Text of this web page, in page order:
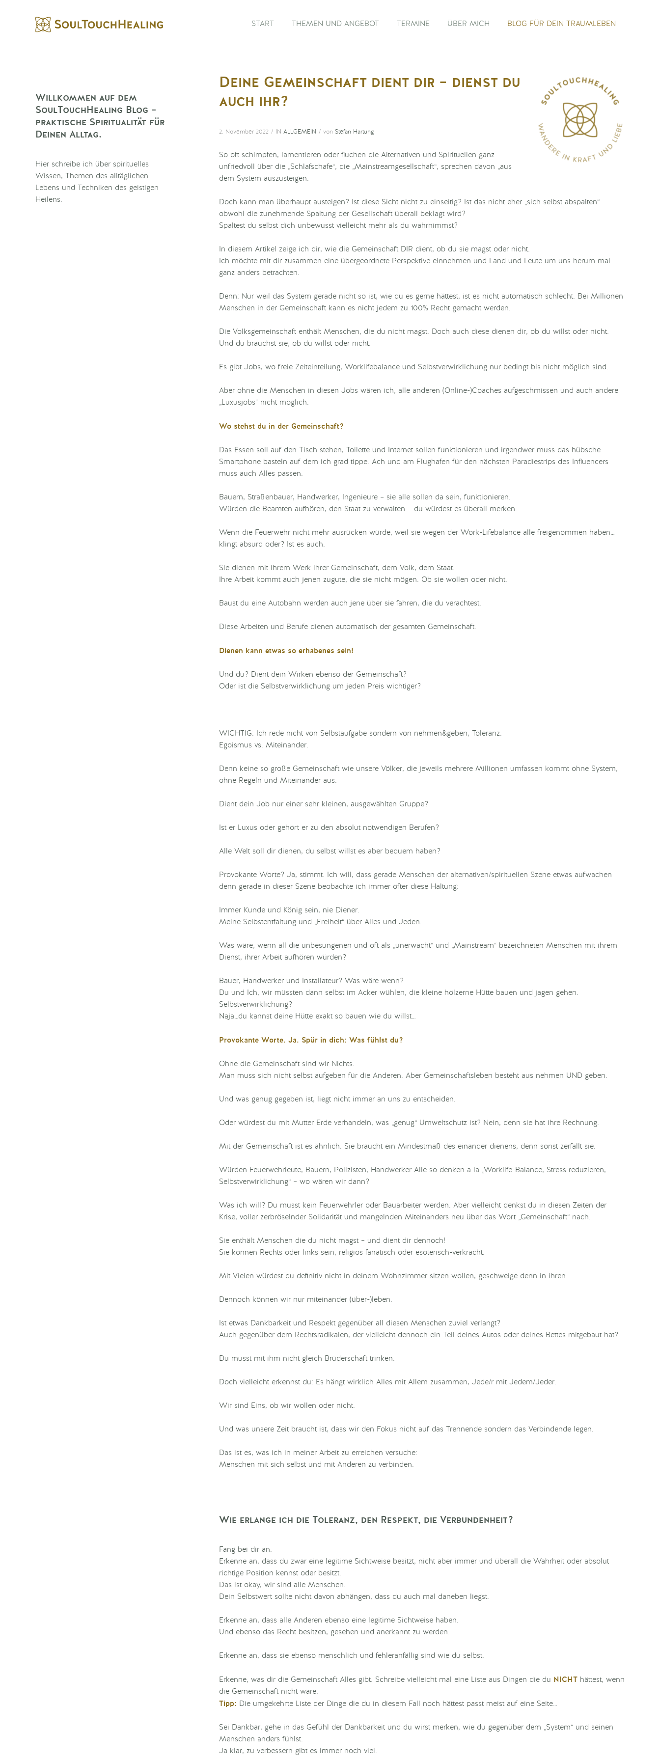
START THEMEN UND ANGEBOT TERMINE ÜBER MICH BLOG FÜR DEIN TRAUMLEBEN
Deine Gemeinschaft dient dir – dienst du
auch ihr?
2. November 2022 / IN ALLGEMEIN / von Stefan Hartung
So oft schimpfen, lamentieren oder fluchen die Alternativen und Spirituellen ganz
unfriedvoll über die „Schlafschafe“, die „Mainstreamgesellschaft“, sprechen davon „aus
dem System auszusteigen.
Doch kann man überhaupt austeigen? Ist diese Sicht nicht zu einseitig? Ist das nicht eher „sich selbst abspalten“
obwohl die zunehmende Spaltung der Gesellschaft überall beklagt wird?
Spaltest du selbst dich unbewusst vielleicht mehr als du wahrnimmst?
In diesem Artikel zeige ich dir, wie die Gemeinschaft DIR dient, ob du sie magst oder nicht.
Ich möchte mit dir zusammen eine übergeordnete Perspektive einnehmen und Land und Leute um uns herum mal
ganz anders betrachten.
Denn: Nur weil das System gerade nicht so ist, wie du es gerne hättest, ist es nicht automatisch schlecht. Bei Millionen
Menschen in der Gemeinschaft kann es nicht jedem zu 100% Recht gemacht werden.
Die Volksgemeinschaft enthält Menschen, die du nicht magst. Doch auch diese dienen dir, ob du willst oder nicht.
Und du brauchst sie, ob du willst oder nicht.
Es gibt Jobs, wo freie Zeiteinteilung, Worklifebalance und Selbstverwirklichung nur bedingt bis nicht möglich sind.
Aber ohne die Menschen in diesen Jobs wären ich, alle anderen (Online-)Coaches aufgeschmissen und auch andere
„Luxusjobs“ nicht möglich.
Wo stehst du in der Gemeinschaft?
Das Essen soll auf den Tisch stehen, Toilette und Internet sollen funktionieren und irgendwer muss das hübsche
Smartphone basteln auf dem ich grad tippe. Ach und am Flughafen für den nächsten Paradiestrips des Influencers
muss auch Alles passen.
Bauern, Straßenbauer, Handwerker, Ingenieure – sie alle sollen da sein, funktionieren.
Würden die Beamten aufhören, den Staat zu verwalten – du würdest es überall merken.
Wenn die Feuerwehr nicht mehr ausrücken würde, weil sie wegen der Work-Lifebalance alle freigenommen haben…
klingt absurd oder? Ist es auch.
Sie dienen mit ihrem Werk ihrer Gemeinschaft, dem Volk, dem Staat.
Ihre Arbeit kommt auch jenen zugute, die sie nicht mögen. Ob sie wollen oder nicht.
Baust du eine Autobahn werden auch jene über sie fahren, die du verachtest.
Diese Arbeiten und Berufe dienen automatisch der gesamten Gemeinschaft.
Dienen kann etwas so erhabenes sein!
Und du? Dient dein Wirken ebenso der Gemeinschaft?
Oder ist die Selbstverwirklichung um jeden Preis wichtiger?
WICHTIG: Ich rede nicht von Selbstaufgabe sondern von nehmen&geben, Toleranz.
Egoismus vs. Miteinander.
Denn keine so große Gemeinschaft wie unsere Völker, die jeweils mehrere Millionen umfassen kommt ohne System,
ohne Regeln und Miteinander aus.
Dient dein Job nur einer sehr kleinen, ausgewählten Gruppe?
Ist er Luxus oder gehört er zu den absolut notwendigen Berufen?
Alle Welt soll dir dienen, du selbst willst es aber bequem haben?
Provokante Worte? Ja, stimmt. Ich will, dass gerade Menschen der alternativen/spirituellen Szene etwas aufwachen
denn gerade in dieser Szene beobachte ich immer öfter diese Haltung:
Immer Kunde und König sein, nie Diener.
Meine Selbstentfaltung und „Freiheit“ über Alles und Jeden.
Was wäre, wenn all die unbesungenen und oft als „unerwacht“ und „Mainstream“ bezeichneten Menschen mit ihrem
Dienst, ihrer Arbeit aufhören würden?
Bauer, Handwerker und Installateur? Was wäre wenn?
Du und Ich, wir müssten dann selbst im Acker wühlen, die kleine hölzerne Hütte bauen und jagen gehen.
Selbstverwirklichung?
Naja…du kannst deine Hütte exakt so bauen wie du willst…
Provokante Worte. Ja. Spür in dich: Was fühlst du?
Ohne die Gemeinschaft sind wir Nichts.
Man muss sich nicht selbst aufgeben für die Anderen. Aber Gemeinschaftsleben besteht aus nehmen UND geben.
Und was genug gegeben ist, liegt nicht immer an uns zu entscheiden.
Oder würdest du mit Mutter Erde verhandeln, was „genug“ Umweltschutz ist? Nein, denn sie hat ihre Rechnung.
Mit der Gemeinschaft ist es ähnlich. Sie braucht ein Mindestmaß des einander dienens, denn sonst zerfällt sie.
Würden Feuerwehrleute, Bauern, Polizisten, Handwerker Alle so denken a la „Worklife-Balance, Stress reduzieren,
Selbstverwirklichung“ – wo wären wir dann?
Was ich will? Du musst kein Feuerwehrler oder Bauarbeiter werden. Aber vielleicht denkst du in diesen Zeiten der
Krise, voller zerbröselnder Solidarität und mangelnden Miteinanders neu über das Wort „Gemeinschaft“ nach.
Sie enthält Menschen die du nicht magst – und dient dir dennoch!
Sie können Rechts oder links sein, religiös fanatisch oder esoterisch-verkracht.
Mit Vielen würdest du definitiv nicht in deinem Wohnzimmer sitzen wollen, geschweige denn in ihren.
Dennoch können wir nur miteinander (über-)leben.
Ist etwas Dankbarkeit und Respekt gegenüber all diesen Menschen zuviel verlangt?
Auch gegenüber dem Rechtsradikalen, der vielleicht dennoch ein Teil deines Autos oder deines Bettes mitgebaut hat?
Du musst mit ihm nicht gleich Brüderschaft trinken.
Doch vielleicht erkennst du: Es hängt wirklich Alles mit Allem zusammen, Jede/r mit Jedem/Jeder.
Wir sind Eins, ob wir wollen oder nicht.
Und was unsere Zeit braucht ist, dass wir den Fokus nicht auf das Trennende sondern das Verbindende legen.
Das ist es, was ich in meiner Arbeit zu erreichen versuche:
Menschen mit sich selbst und mit Anderen zu verbinden.
Wie erlange ich die Toleranz, den Respekt, die Verbundenheit?
Fang bei dir an.
Erkenne an, dass du zwar eine legitime Sichtweise besitzt, nicht aber immer und überall die Wahrheit oder absolut
richtige Position kennst oder besitzt.
Das ist okay, wir sind alle Menschen.
Dein Selbstwert sollte nicht davon abhängen, dass du auch mal daneben liegst.
Erkenne an, dass alle Anderen ebenso eine legitime Sichtweise haben.
Und ebenso das Recht besitzen, gesehen und anerkannt zu werden.
Erkenne an, dass sie ebenso menschlich und fehleranfällig sind wie du selbst.
Erkenne, was dir die Gemeinschaft Alles gibt. Schreibe vielleicht mal eine Liste aus Dingen die du NICHT hättest, wenn
die Gemeinschaft nicht wäre.
Tipp: Die umgekehrte Liste der Dinge die du in diesem Fall noch hättest passt meist auf eine Seite…
Sei Dankbar, gehe in das Gefühl der Dankbarkeit und du wirst merken, wie du gegenüber dem „System“ und seinen
Menschen anders fühlst.
Ja klar, zu verbessern gibt es immer noch viel.
Willkommen auf dem
SoulTouchHealing Blog –
praktische Spiritualität für
Deinen Alltag.
Hier schreibe ich über spirituelles
Wissen, Themen des alltäglichen
Lebens und Techniken des geistigen
Heilens.